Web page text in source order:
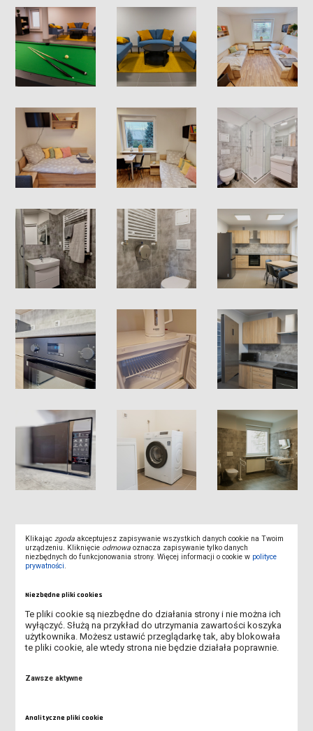
Pliki do pobrania
Regulamin Domu Studenta (pdf,
Klikajączgoda akceptujesz zapisywanie wszystkich danych cookie na Twoim
urządzeniu. Kliknięcie odmowa oznacza zapisywanie tylko danych
niezbędnych do funkcjonowania strony. Więcej informacji o cookie w polityce
prywatności.
Niezbędne pliki cookies
Te pliki cookie są niezbędne do działania strony i nie można ich
wyłączyć. Służą na przykład do utrzymania zawartości koszyka
użytkownika. Możesz ustawić przeglądarkę tak, aby blokowała
te pliki cookie, ale wtedy strona nie będzie działała poprawnie.
Zawsze aktywne
Analityczne pliki cookie